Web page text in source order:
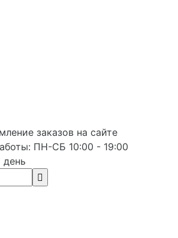
заказов на сайте
ПН-СБ 10:00 - 19:00
день